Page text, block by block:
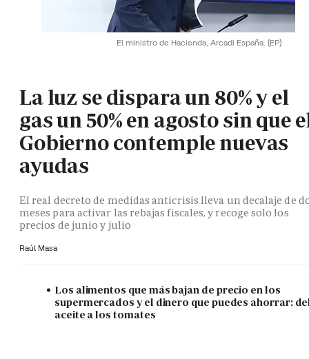
El ministro de Hacienda, Arcadi España. (EP)
La luz se dispara un 80% y el
gas un 50% en agosto sin que
Gobierno contemple nuevas
ayudas
El real decreto de medidas anticrisis lleva un decalaje de
meses para activar las rebajas fiscales, y recoge solo los
precios de junio y julio
Raúl Masa
Los alimentos que más bajan de precio en los
supermercados y el dinero que puedes ahorrar:
aceite a los tomates